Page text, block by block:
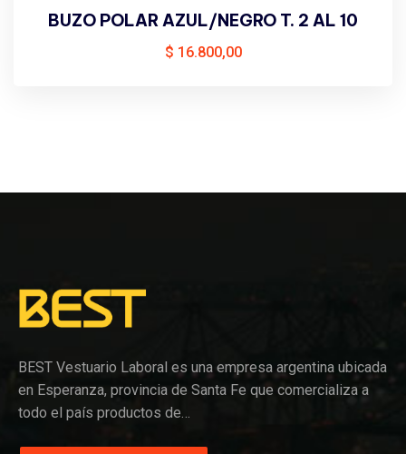
BUZO POLAR AZUL/NEGRO T. 2 AL 10
$ 16.800,00
BEST Vestuario Laboral es una empresa argentina ubicada
en Esperanza, provincia de Santa Fe que comercializa a
todo el país productos de…